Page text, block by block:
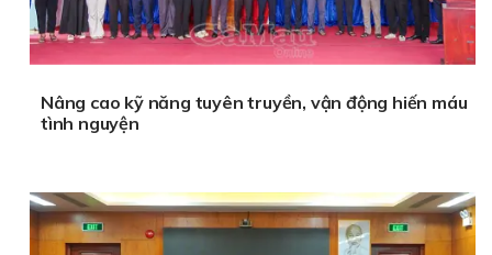
Nâng cao kỹ năng tuyên truyền, vận động hiến máu
tình nguyện